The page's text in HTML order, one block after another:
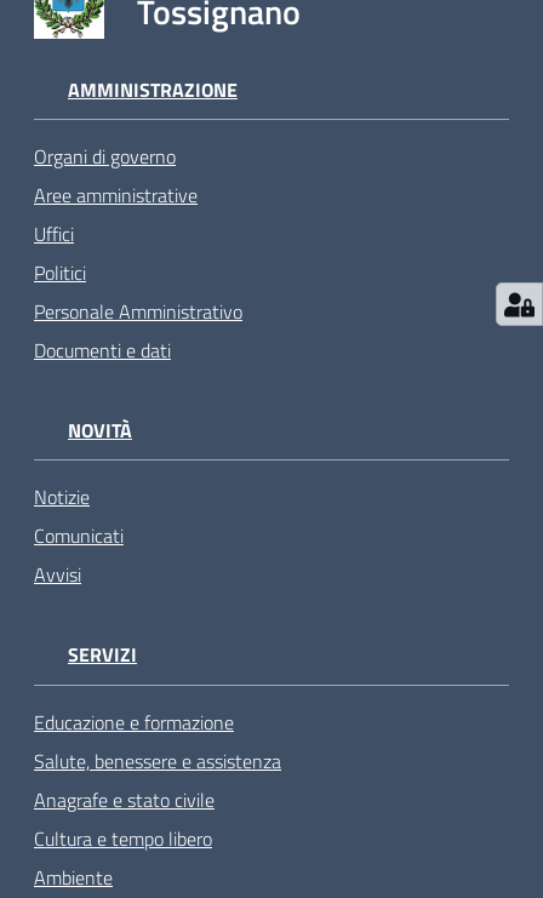
Tossignano
AMMINISTRAZIONE
Organi di governo
Aree amministrative
Uffici
Politici
Personale Amministrativo
Documenti e dati
NOVITÀ
Notizie
Comunicati
Avvisi
SERVIZI
Educazione e formazione
Salute, benessere e assistenza
Anagrafe e stato civile
Cultura e tempo libero
Ambiente